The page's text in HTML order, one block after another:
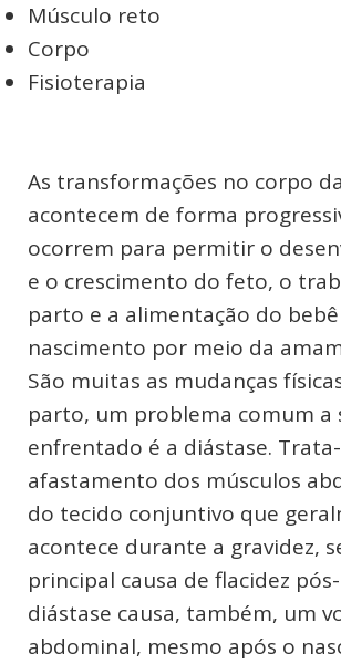
Músculo reto
Corpo
Fisioterapia
As transformações no corpo
acontecem de forma
ocorrem para permitir o
e o crescimento do feto, o
parto e a alimentação do
nascimento por meio da
São muitas as mudanças
parto, um problema comum a
enfrentado é a diástase.
afastamento dos músculos
do tecido conjuntivo que
acontece durante a gravidez,
principal causa de flacidez
diástase causa, também, um
abdominal, mesmo após o